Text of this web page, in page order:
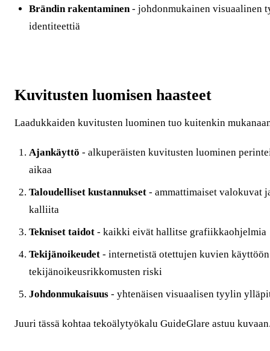
Brändin rakentaminen- johdonmukainen visuaalinen
identiteettiä
Kuvitusten luomisen haasteet
Laadukkaiden kuvitusten luominen tuo kuitenkin
Ajankäyttö - alkuperäisten kuvitusten luominen
aikaa
Taloudelliset kustannukset - ammattimaiset valokuvat
kalliita
Tekniset taidot - kaikki eivät hallitse grafiikkaohjelmia
Tekijänoikeudet - internetistä otettujen kuvien
tekijänoikeusrikkomusten riski
Johdonmukaisuus - yhtenäisen visuaalisen tyylin
Juuri tässä kohtaa tekoälytyökalu GuideGlare astuu